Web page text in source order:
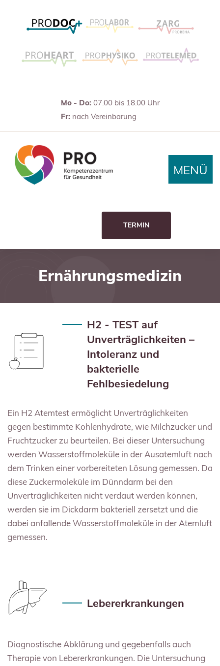
Mo - Do:07.00 bis 18.00 Uhr
Fr:nach Vereinbarung
MENÜ
TERMIN
Ernährungsmedizin
H2 - TEST auf
Unverträglichkeiten –
Intoleranz und
bakterielle
Fehlbesiedelung
Ein H2 Atemtest ermöglicht Unverträglichkeiten
gegen bestimmte Kohlenhydrate, wie Milchzucker und
Fruchtzucker zu beurteilen. Bei dieser Untersuchung
werden Wasserstoffmoleküle in der Ausatemluft nach
dem Trinken einer vorbereiteten Lösung gemessen. Da
diese Zuckermoleküle im Dünndarm bei den
Unverträglichkeiten nicht verdaut werden können,
werden sie im Dickdarm bakteriell zersetzt und die
dabei anfallende Wasserstoffmoleküle in der Atemluft
gemessen.
Lebererkrankungen
Diagnostische Abklärung und gegebenfalls auch
Therapie von Lebererkrankungen. Die Untersuchung